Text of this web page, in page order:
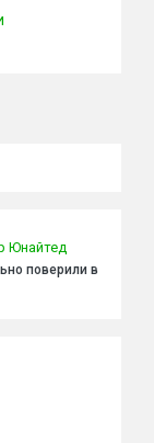
Юнайтед
поверили в